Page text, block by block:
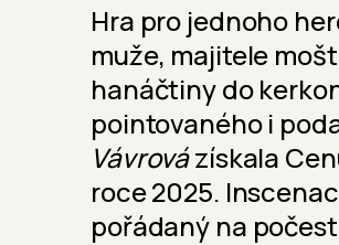
Hra pro jednoho
muže, majitele
hanáčtiny do
pointovaného i
Vávrovázískala
roce 2025.
pořádaný na